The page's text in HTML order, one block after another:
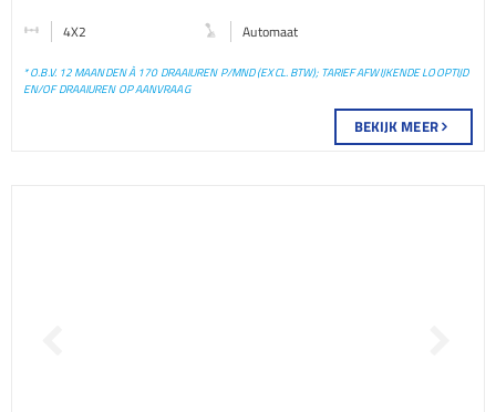
TREKKER
4X2 Automaat
* O.B.V. 12 MAANDEN À 170 DRAAIUREN P/MND (EXCL. BTW); TARIEF AFWIJKENDE LOOPTIJD
EN/OF DRAAIUREN OP AANVRAAG
BEKIJK MEER